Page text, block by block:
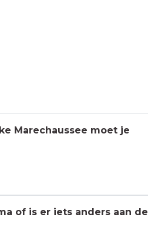
Marechaussee moet je
of is er iets anders aan de